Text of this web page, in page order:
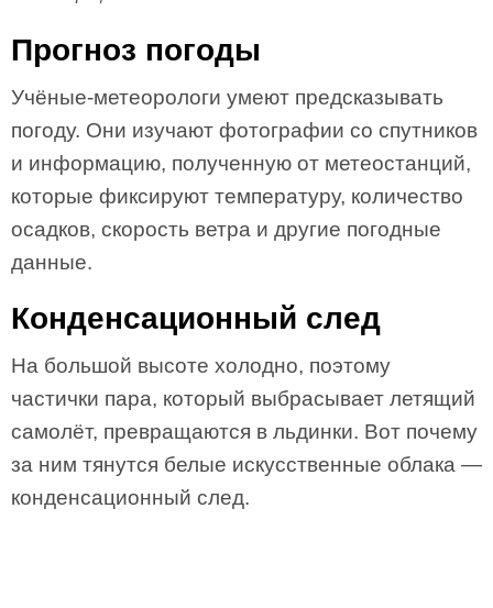
Прогноз погоды
Учёные-метеорологи умеют предсказывать
погоду. Они изучают фотографии со спутников
и информацию, полученную от метеостанций,
которые фиксируют температуру, количество
осадков, скорость ветра и другие погодные
данные.
Конденсационный след
На большой высоте холодно, поэтому
частички пара, который выбрасывает летящий
самолёт, превращаются в льдинки. Вот почему
за ним тянутся белые искусственные облака —
конденсационный след.